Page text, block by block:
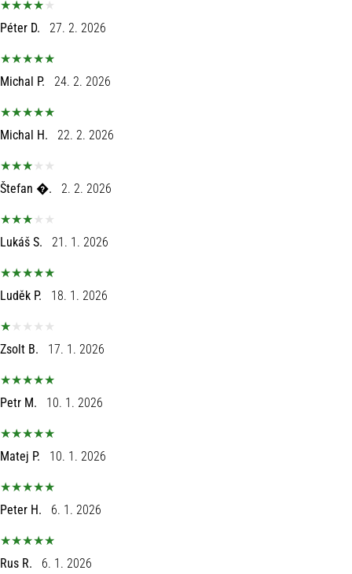
Péter D. 27. 2. 2026
Michal P. 24. 2. 2026
Michal H. 22. 2. 2026
Štefan �. 2. 2. 2026
Lukáš S. 21. 1. 2026
Luděk P. 18. 1. 2026
Zsolt B. 17. 1. 2026
Petr M. 10. 1. 2026
Matej P. 10. 1. 2026
Peter H. 6. 1. 2026
Rus R. 6. 1. 2026